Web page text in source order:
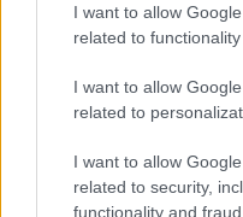
I want to allow
related to
I want to allow
related to
I want to allow
related to security,
functionality and
Az elmúlt
jövőjével